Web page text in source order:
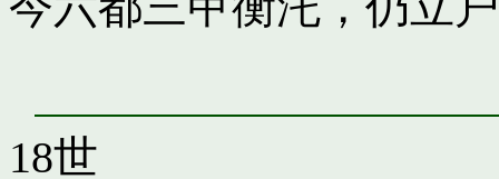
18世